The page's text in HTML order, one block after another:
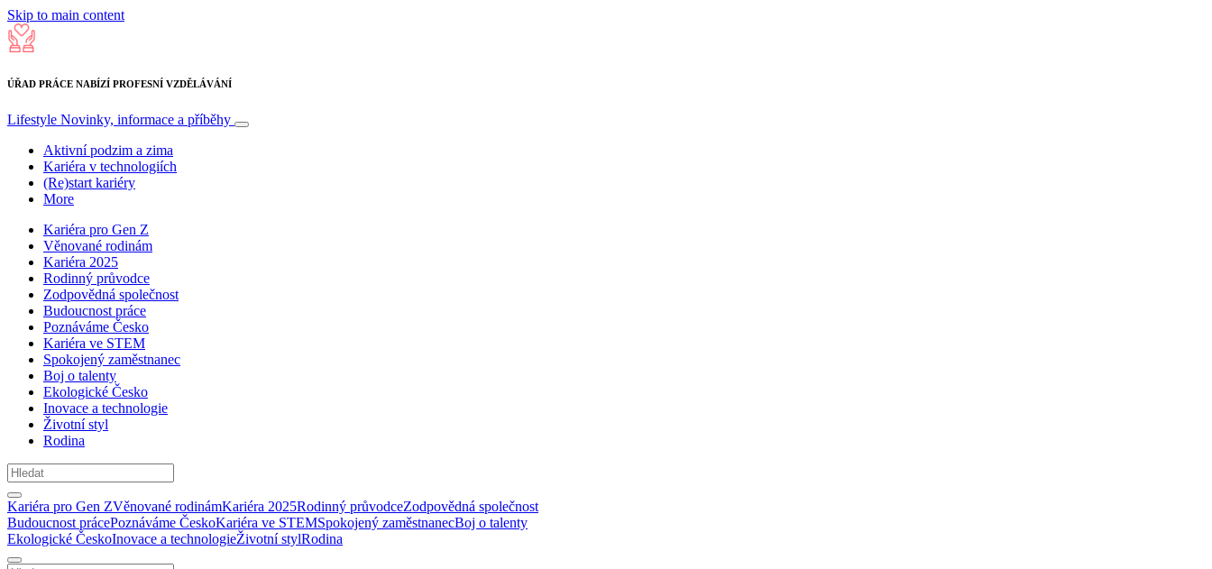
Skip to main content
ÚŘAD PRÁCE NABÍZÍ PROFESNÍ VZDĚLÁVÁNÍ
Lifestyle Novinky, informace a příběhy
Aktivní podzim a zima
Kariéra v technologiích
(Re)start kariéry
More
Kariéra pro Gen Z
Věnované rodinám
Kariéra 2025
Rodinný průvodce
Zodpovědná společnost
Budoucnost práce
Poznáváme Česko
Kariéra ve STEM
Spokojený zaměstnanec
Boj o talenty
Ekologické Česko
Inovace a technologie
Životní styl
Rodina
Kariéra pro Gen ZVěnované rodinámKariéra 2025Rodinný průvodceZodpovědná společnost
Budoucnost prácePoznáváme ČeskoKariéra ve STEMSpokojený zaměstnanecBoj o talenty
Ekologické ČeskoInovace a technologieŽivotní stylRodina